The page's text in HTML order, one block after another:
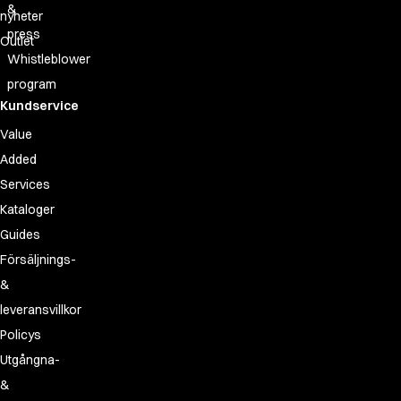
nyheter
Outlet
&
press
Whistleblower
program
Kundservice
Value
Added
Services
Kataloger
Guides
Försäljnings-
&
leveransvillkor
Policys
Utgångna-
&